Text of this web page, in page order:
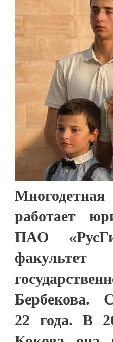
работает
ПАО
Бербекова.
22 года. В